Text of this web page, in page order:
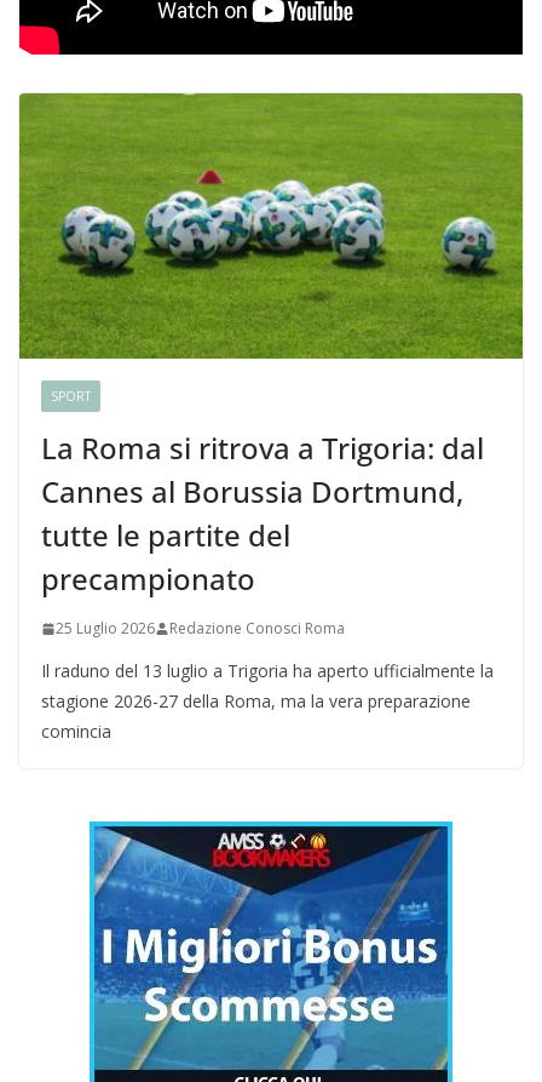
SPORT
La Roma si ritrova a Trigoria: dal
Cannes al Borussia Dortmund,
tutte le partite del
precampionato
25 Luglio 2026 Redazione Conosci Roma
Il raduno del 13 luglio a Trigoria ha aperto ufficialmente la
stagione 2026-27 della Roma, ma la vera preparazione
comincia